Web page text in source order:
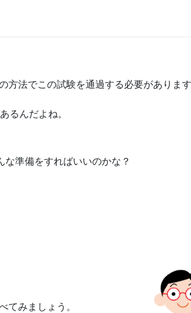
方法でこの試験を通過する必要があります
るんだよね。
準備をすればいいのかな？
てみましょう。